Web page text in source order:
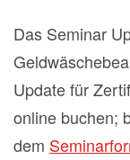
Das Seminar
Update für
online buchen;
dem